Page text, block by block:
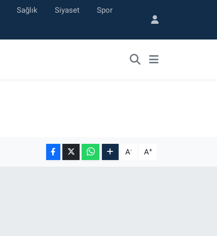
Sağlık Siyaset Spor
A- A+